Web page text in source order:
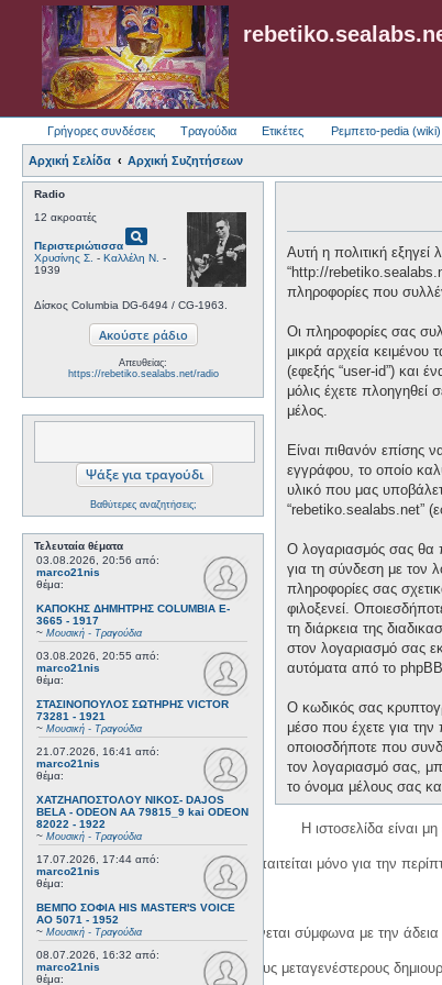
Γρήγορες συνδέσεις Τραγούδια Ετικέτες Ρεμπετο-pedia (wiki)
Αρχική Σελίδα Αρχική Συζητήσεων
Radio
12 ακροατές
Περιστεριώτισσαpageview
Χρυσίνης Σ. - Καλλέλη Ν. -
1939
Δίσκος Columbia DG-6494 / CG-1963.
Απευθείας:
https://rebetiko.sealabs.net/radio
Βαθύτερες αναζητήσεις;
Τελευταία θέματα
03.08.2026, 20:56 από:
marco21nis
θέμα:
ΚΑΠΟΚΗΣ ΔΗΜΗΤΡΗΣ COLUMBIA E-
3665 - 1917
~ Μουσική - Τραγούδια
03.08.2026, 20:55 από:
marco21nis
θέμα:
ΣΤΑΣΙΝΟΠΟΥΛΟΣ ΣΩΤΗΡΗΣ VICTOR
73281 - 1921
~ Μουσική - Τραγούδια
21.07.2026, 16:41 από:
marco21nis
θέμα:
ΧΑΤΖΗΑΠΟΣΤΟΛΟΥ ΝΙΚΟΣ- DAJOS
BELA - ODEON AA 79815_9 kai ODEON
82022 - 1922
~ Μουσική - Τραγούδια
17.07.2026, 17:44 από:
marco21nis
θέμα:
ΒΕΜΠΟ ΣΟΦΙΑ HIS MASTER'S VOICE
AO 5071 - 1952
~ Μουσική - Τραγούδια
08.07.2026, 16:32 από:
marco21nis
θέμα:
Αυτή η πολιτική εξηγεί
“http://
πληροφορίες που
Οι πληροφορίες σας
μικρά αρχεία
(εφεξής “user-id”) και
μόλις έχετε πλοηγηθεί
μέλος.
Είναι πιθανόν επίσης
εγγράφου, το οποίο
υλικό που μας
“rebetiko.sealabs.net”
Ο λογαριασμός σας θα
για τη σύνδεση με τον
πληροφορίες σας
φιλοξενεί.
τη διάρκεια της
στον λογαριασμό σας
αυτόματα από το phpBB
Ο κωδικός σας
μέσο που έχετε για
οποιοσδήποτε που
τον λογαριασμό σας,
το όνομα μέλους σας
Η ιστοσελίδα είναι
Η δημιουργία λογαριασμού απαιτείται μόνο για την
Η χρήση του υλικού της σελίδας γίνεται σύμφωνα με την
1. Να αναφέρετε τον αρχικό και τους μεταγενέστερους